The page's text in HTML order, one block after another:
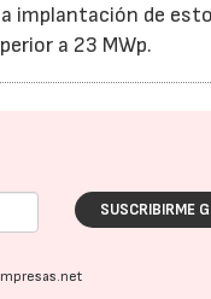
implantación de
a 23 MWp.
SUSCRIBIRME